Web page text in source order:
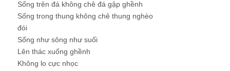
Sống trên đá không chê đá gập ghềnh
Sống trong thung không chê thung nghèo
đói
Sống như sông như suối
Lên thác xuống ghềnh
Không lo cực nhọc